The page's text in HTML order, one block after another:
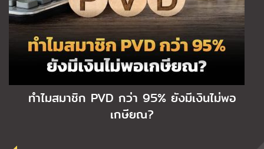
ทำไมสมาชิก PVD กว่า 95% ยังมีเงินไม่พอ
เกษียณ?